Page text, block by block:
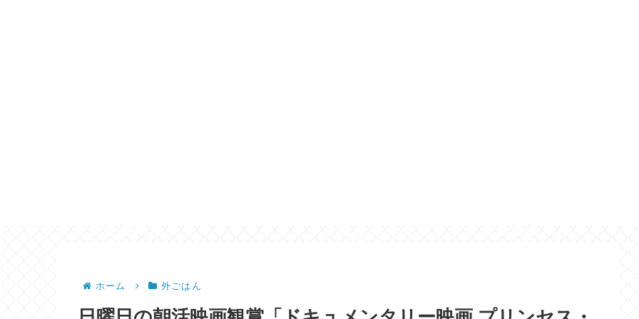
ホーム 外ごはん